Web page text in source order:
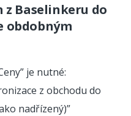
z Baselinkeru do
obdobným
je nutné:
z obchodu do
nadřízený)”